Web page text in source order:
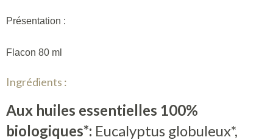
Présentation :
Flacon 80 ml
Ingrédients :
Aux huiles essentielles 100%
biologiques*: Eucalyptus globuleux*,